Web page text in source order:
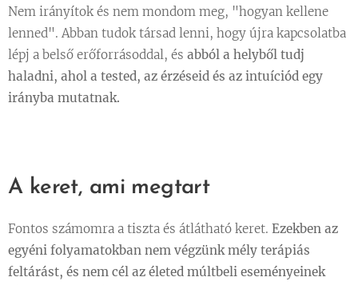
Nem irányítok és nem mondom meg, "hogyan kellene
lenned". Abban tudok társad lenni, hogy újra kapcsolatba
lépj a belső erőforrásoddal, és abból a helyből tudj
haladni, ahol a tested, az érzéseid és az intuíciód egy
irányba mutatnak.
A keret, ami megtart
Fontos számomra a tiszta és átlátható keret. Ezekben az
egyéni folyamatokban nem végzünk mély terápiás
feltárást, és nem cél az életed múltbeli eseményeinek